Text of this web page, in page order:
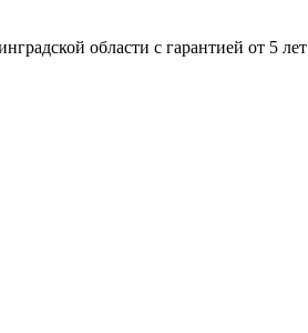
области с гарантией от 5 лет